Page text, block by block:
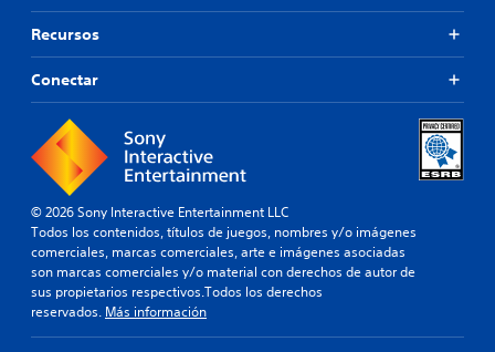
Recursos
Conectar
© 2026 Sony Interactive Entertainment LLC
Todos los contenidos, títulos de juegos, nombres y/o imágenes
comerciales, marcas comerciales, arte e imágenes asociadas
son marcas comerciales y/o material con derechos de autor de
sus propietarios respectivos.Todos los derechos
reservados. Más información